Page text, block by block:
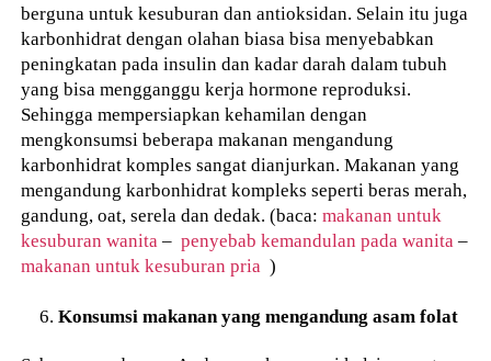
berguna untuk kesuburan dan antioksidan. Selain itu juga
karbonhidrat dengan olahan biasa bisa menyebabkan
peningkatan pada insulin dan kadar darah dalam tubuh
yang bisa mengganggu kerja hormone reproduksi.
Sehingga mempersiapkan kehamilan dengan
mengkonsumsi beberapa makanan mengandung
karbonhidrat komples sangat dianjurkan. Makanan yang
mengandung karbonhidrat kompleks seperti beras merah,
gandung, oat, serela dan dedak. (baca:makanan untuk
kesuburan wanita –penyebab kemandulan pada wanita –
makanan untuk kesuburan pria )
Konsumsi makanan yang mengandung asam folat